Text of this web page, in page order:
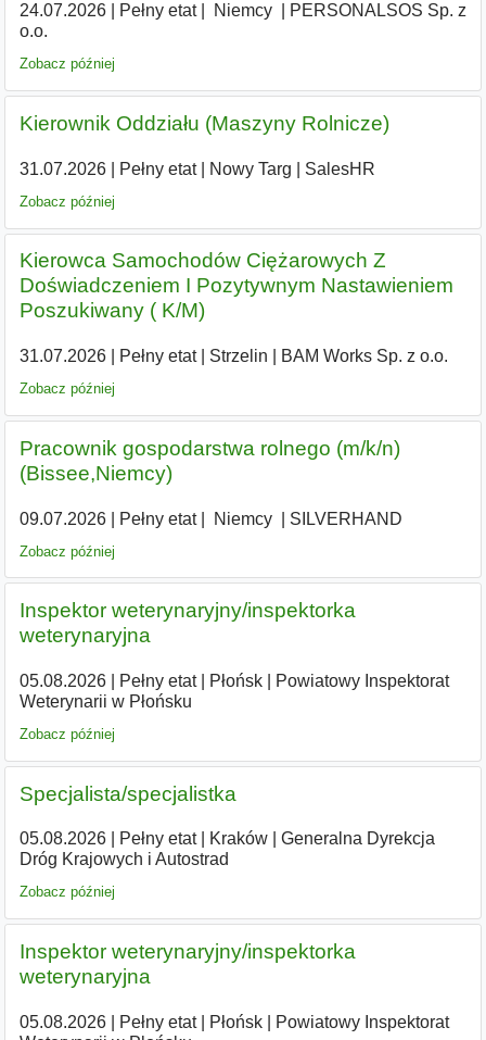
24.07.2026| Pełny etat| Niemcy
PERSONALSOS Sp. z
o.o.
Zobacz później
Kierownik Oddziału (Maszyny Rolnicze)
31.07.2026| Pełny etat| Nowy Targ SalesHR
Zobacz później
Kierowca Samochodów Ciężarowych Z
Doświadczeniem I Pozytywnym Nastawieniem
Poszukiwany ( K/M)
31.07.2026| Pełny etat| Strzelin BAM Works Sp. z o.o.
Zobacz później
Pracownik gospodarstwa rolnego (m/k/n)
(Bissee,Niemcy)
09.07.2026| Pełny etat| Niemcy SILVERHAND
Zobacz później
Inspektor weterynaryjny/inspektorka
weterynaryjna
05.08.2026| Pełny etat| Płońsk|
Powiatowy Inspektorat
Weterynarii w Płońsku
Zobacz później
Specjalista/specjalistka
05.08.2026| Pełny etat| Kraków|
Generalna Dyrekcja
Dróg Krajowych i Autostrad
Zobacz później
Inspektor weterynaryjny/inspektorka
weterynaryjna
05.08.2026| Pełny etat| Płońsk|
Powiatowy Inspektorat